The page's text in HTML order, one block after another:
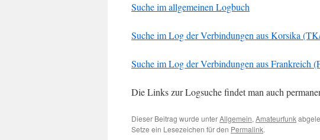
Suche im allgemeinen Logbuch
Suche im Log der Verbindungen aus Korsika
Suche im Log der Verbindungen aus Frankreich
Die Links zur Logsuche findet man auch
Dieser Beitrag wurde unterAllgemein, Amateurfunk
Setze ein Lesezeichen für den Permalink.